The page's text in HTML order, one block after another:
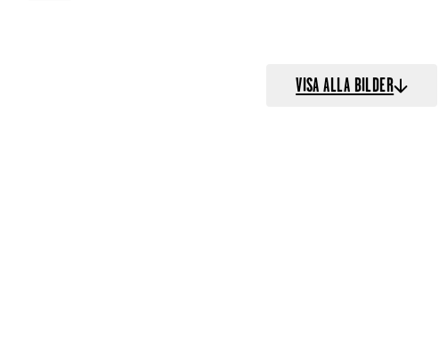
VISA ALLA BILDER